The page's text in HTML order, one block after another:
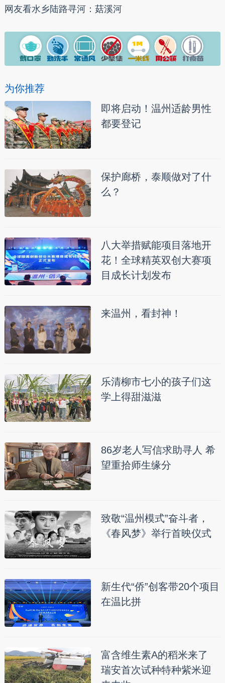
网友看水乡陆路寻河：菇溪河
为你推荐
即将启动！温州适龄男性
都要登记
保护廊桥，泰顺做对了什
么？
八大举措赋能项目落地开
花！全球精英双创大赛项
目成长计划发布
来温州，看封神！
乐清柳市七小的孩子们这
学上得甜滋滋
86岁老人写信求助寻人 希
望重拾师生缘分
致敬“温州模式”奋斗者，
《春风梦》举行首映仪式
新生代“侨”创客带20个项目
在温比拼
富含维生素A的稻米来了
瑞安首次试种特种紫米迎